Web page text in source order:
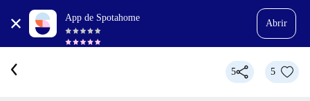
App de Spotahome
Abrir
5 5